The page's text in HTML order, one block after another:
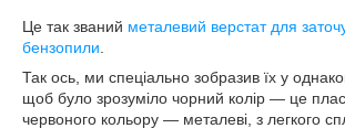
Це так званий металевий верстат для
бензопили
Так ось, ми спеціально зобразив їх у
щоб було зрозуміло чорний колір — це
червоного кольору — металеві, з легкого